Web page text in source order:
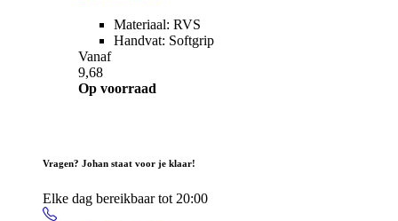
Materiaal: RVS
Handvat: Softgrip
Vanaf
9,68
Op voorraad
Vragen? Johan staat voor je klaar!
Elke dag bereikbaar tot 20:00